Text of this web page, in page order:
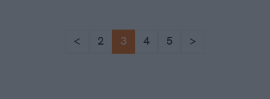
< 2 3 4 5 >